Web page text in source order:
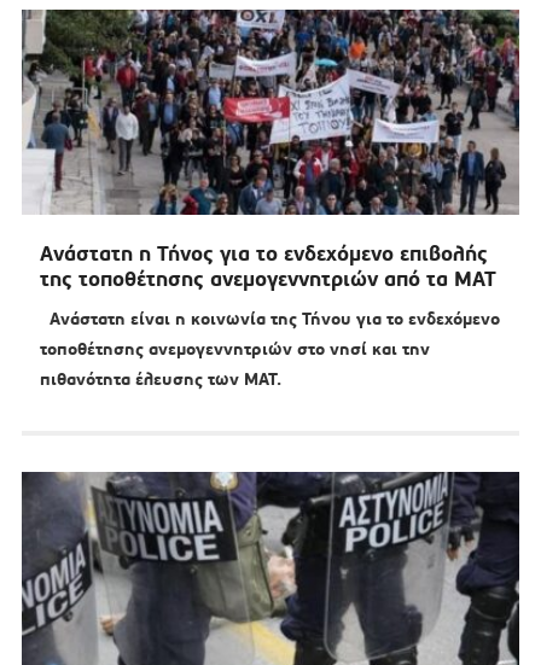
Ανάστατη η Τήνος για το ενδεχόμενο επιβολής
της τοποθέτησης ανεμογεννητριών από τα ΜΑΤ
Ανάστατη είναι η κοινωνία της Τήνου για το ενδεχόμενο
τοποθέτησης ανεμογεννητριών στο νησί και την
πιθανότητα έλευσης των ΜΑΤ.